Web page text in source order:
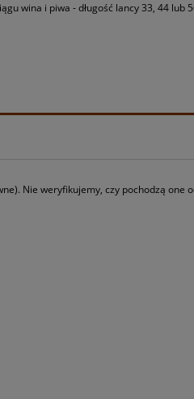
wina i piwa - długość lancy 33, 44 lub
Nie weryfikujemy, czy pochodzą one